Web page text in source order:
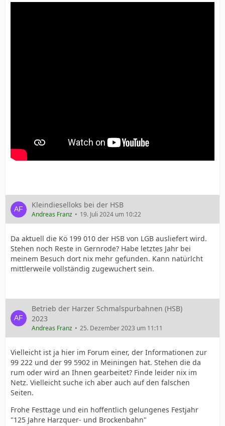
Kleindieselloks bei der HSB
Andreas Franz 19. Juli 2024 um 10:22
Da aktuell die Kö 199 010 der HSB von LGB ausliefert wird.
Stehen noch Reste in Gernrode? Habe letztes Jahr bei
meinem Besuch dort nix mehr gefunden. Kann natürlcht
mittlerweile vollständig zugewuchert sein.
Betrieb der Harzer Schmalspurbahnen (HSB)
2023
Andreas Franz 25. Dezember 2023 um 11:11
Vielleicht ist ja hier im Forum einer, der Informationen zur
99 222 und der 99 5902 in Meiningen hat. Stehen die da
rum oder wird an Ihnen gearbeitet? Finde leider nix im
Netz. Vielleicht suche ich aber auch auf den falschen
Seiten.
Frohe Festtage und ein hoffentlich gelungenes Festjahr
"125 Jahre Harzquer- und Brockenbahn"